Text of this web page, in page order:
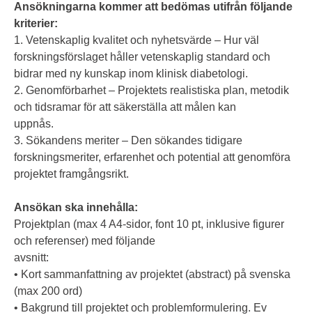
Ansökningarna kommer att bedömas utifrån följande
kriterier:
1. Vetenskaplig kvalitet och nyhetsvärde – Hur väl
forskningsförslaget håller vetenskaplig standard och
bidrar med ny kunskap inom klinisk diabetologi.
2. Genomförbarhet – Projektets realistiska plan, metodik
och tidsramar för att säkerställa att målen kan
uppnås.
3. Sökandens meriter – Den sökandes tidigare
forskningsmeriter, erfarenhet och potential att genomföra
projektet framgångsrikt.
Ansökan ska innehålla:
Projektplan (max 4 A4-sidor, font 10 pt, inklusive figurer
och referenser) med följande
avsnitt:
• Kort sammanfattning av projektet (abstract) på svenska
(max 200 ord)
• Bakgrund till projektet och problemformulering. Ev